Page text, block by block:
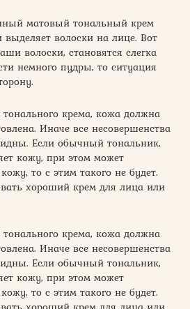
матовый тональный крем
выделяет волоски на лице. Вот
волоски, становятся слегка
немного пудры, то ситуация
крема, кожа должна
Иначе все несовершенства
Если обычный тональник,
кожу, при этом может
то с этим такого не будет.
хороший крем для лица или
крема, кожа должна
Иначе все несовершенства
Если обычный тональник,
кожу, при этом может
то с этим такого не будет.